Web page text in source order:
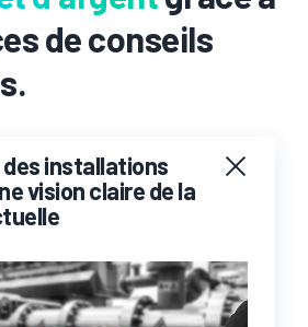
de conseils
installations
vision claire de la